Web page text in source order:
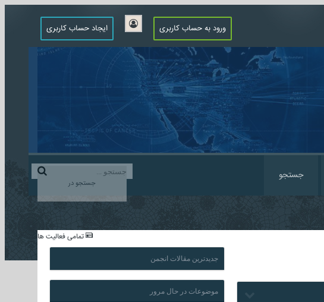
ورود به حساب کاربری ایجاد حساب کاربری
جستجو در
جستجو
تمامی فعالیت ها
جدیدترین مقالات انجمن
موضوعات در حال مرور